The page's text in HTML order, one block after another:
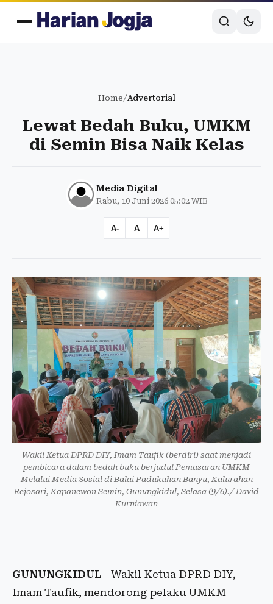
Home/Advertorial
Lewat Bedah Buku, UMKM
di Semin Bisa Naik Kelas
Media Digital
Rabu, 10 Juni 2026 05:02 WIB
A- A A+
Wakil Ketua DPRD DIY, Imam Taufik (berdiri) saat menjadi
pembicara dalam bedah buku berjudul Pemasaran UMKM
Melalui Media Sosial di Balai Padukuhan Banyu, Kalurahan
Rejosari, Kapanewon Semin, Gunungkidul, Selasa (9/6)./ David
Kurniawan
GUNUNGKIDUL - Wakil Ketua DPRD DIY,
Imam Taufik, mendorong pelaku UMKM